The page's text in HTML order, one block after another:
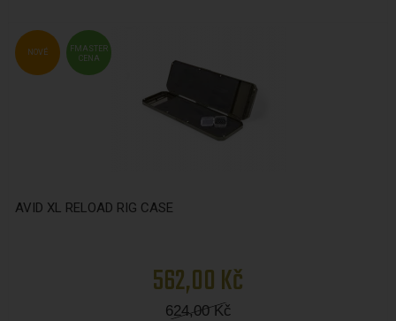
FMASTER
CENA
NOVÉ
AVID XL RELOAD RIG CASE
562,00 Kč
624,00Kč